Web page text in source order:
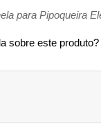
para Pipoqueira
sobre este produto?